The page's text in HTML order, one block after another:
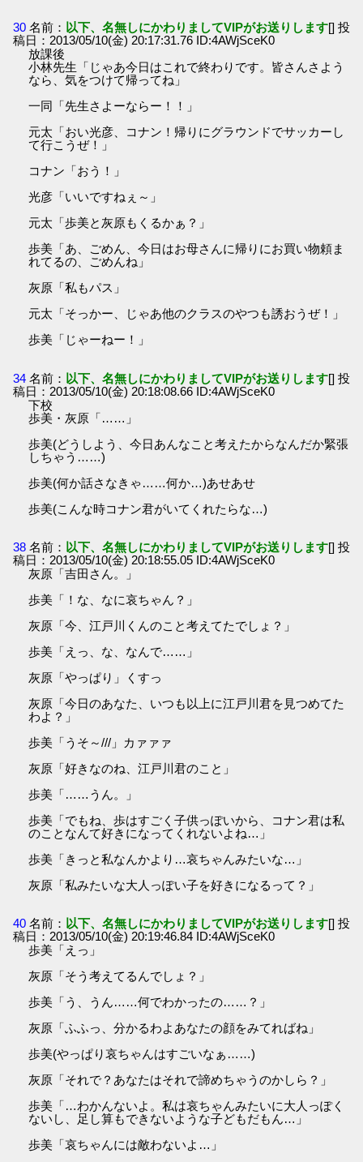
30 名前： 以下、名無しにかわりましてVIPがお送りします[] 投
稿日：2013/05/10(金) 20:17:31.76 ID:4AWjSceK0
放課後
小林先生「じゃあ今日はこれで終わりです。皆さんさよう
なら、気をつけて帰ってね」
一同「先生さよーならー！！」
元太「おい光彦、コナン！帰りにグラウンドでサッカーし
て行こうぜ！」
コナン「おう！」
光彦「いいですねぇ～」
元太「歩美と灰原もくるかぁ？」
歩美「あ、ごめん、今日はお母さんに帰りにお買い物頼ま
れてるの、ごめんね」
灰原「私もパス」
元太「そっかー、じゃあ他のクラスのやつも誘おうぜ！」
歩美「じゃーねー！」
34 名前： 以下、名無しにかわりましてVIPがお送りします[] 投
稿日：2013/05/10(金) 20:18:08.66 ID:4AWjSceK0
下校
歩美・灰原「……」
歩美(どうしよう、今日あんなこと考えたからなんだか緊張
しちゃう……)
歩美(何か話さなきゃ……何か…)あせあせ
歩美(こんな時コナン君がいてくれたらな…)
38 名前： 以下、名無しにかわりましてVIPがお送りします[] 投
稿日：2013/05/10(金) 20:18:55.05 ID:4AWjSceK0
灰原「吉田さん。」
歩美「！な、なに哀ちゃん？」
灰原「今、江戸川くんのこと考えてたでしょ？」
歩美「えっ、な、なんで……」
灰原「やっぱり」くすっ
灰原「今日のあなた、いつも以上に江戸川君を見つめてた
わよ？」
歩美「うそ～///」カァァァ
灰原「好きなのね、江戸川君のこと」
歩美「……うん。」
歩美「でもね、歩はすごく子供っぽいから、コナン君は私
のことなんて好きになってくれないよね…」
歩美「きっと私なんかより…哀ちゃんみたいな…」
灰原「私みたいな大人っぽい子を好きになるって？」
40 名前： 以下、名無しにかわりましてVIPがお送りします[] 投
稿日：2013/05/10(金) 20:19:46.84 ID:4AWjSceK0
歩美「えっ」
灰原「そう考えてるんでしょ？」
歩美「う、うん……何でわかったの……？」
灰原「ふふっ、分かるわよあなたの顔をみてればね」
歩美(やっぱり哀ちゃんはすごいなぁ……)
灰原「それで？あなたはそれで諦めちゃうのかしら？」
歩美「…わかんないよ。私は哀ちゃんみたいに大人っぽく
ないし、足し算もできないような子どもだもん…」
歩美「哀ちゃんには敵わないよ…」